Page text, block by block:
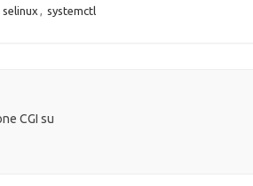
selinux , systemctl
CGI su